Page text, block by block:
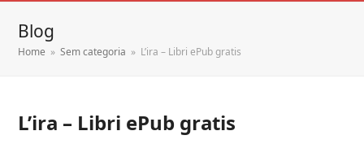
Blog
Home » Sem categoria » L’ira – Libri ePub gratis
L’ira – Libri ePub gratis